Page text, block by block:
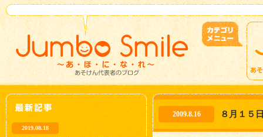
2019.08.18
2009.8.16 ８月１５